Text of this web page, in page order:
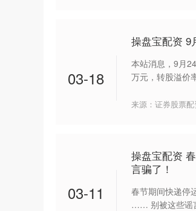
03-18
操盘宝配资 9
本站消息，9月
万元，转股溢价
来源：证券股票配
03-11
操盘宝配资
言骗了！
春节期间快递停
…… 别被这些谣